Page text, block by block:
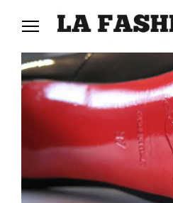
content
L
A
F
A
S
FASHIONERIE